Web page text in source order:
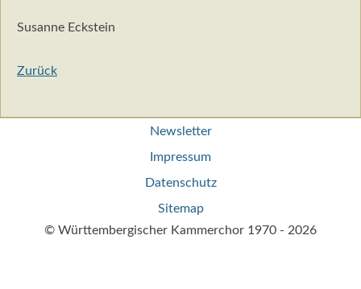
Susanne Eckstein
Zurück
Newsletter
Impressum
Datenschutz
Sitemap
© Württembergischer Kammerchor 1970 - 2026